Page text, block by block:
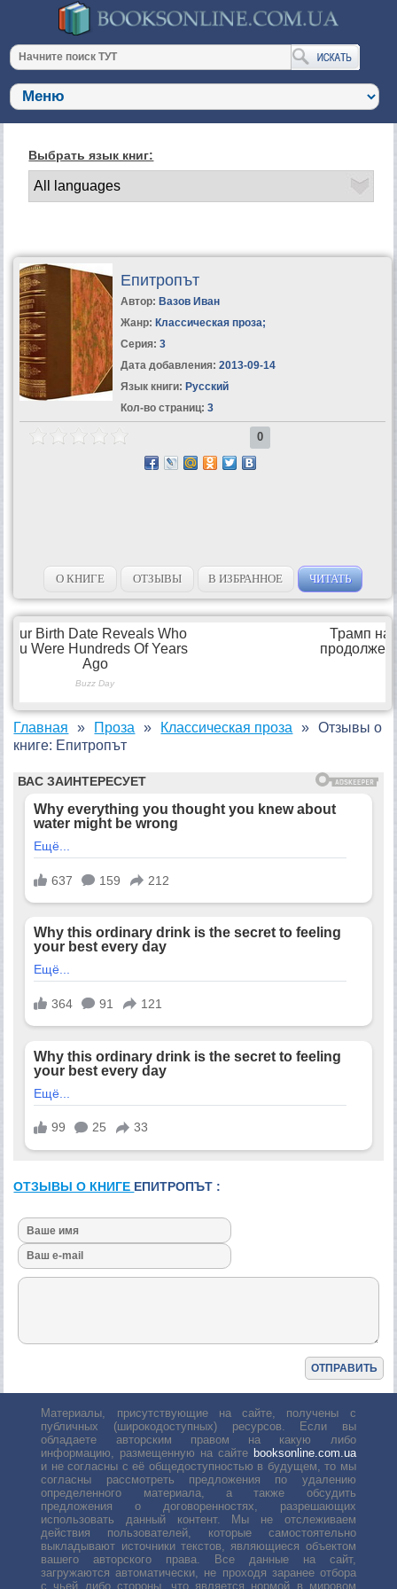
Выбрать язык книг:
Епитропът
Автор: Вазов Иван
Жанр: Классическая проза;
Серия: 3
Дата добавления: 2013-09-14
Язык книги: Русский
Кол-во страниц: 3
0
О КНИГЕ ОТЗЫВЫ В ИЗБРАННОЕ ЧИТАТЬ
Главная Проза Классическая проза
Отзывы о
книге: Епитропът
ОТЗЫВЫ О КНИГЕ ЕПИТРОПЪТ :
Материалы, присутствующие на сайте, получены с
публичных (широкодоступных) ресурсов. Если вы
обладаете авторским правом на какую либо
информацию, размещенную на сайте booksonline.com.ua
и не согласны с её общедоступностью в будущем, то мы
согласны рассмотреть предложения по удалению
определенного материала, а также обсудить
предложения о договоренностях, разрешающих
использовать данный контент. Мы не отслеживаем
действия пользователей, которые самостоятельно
выкладывают источники текстов, являющиеся объектом
вашего авторского права. Все данные на сайт,
загружаются автоматически, не проходя заранее отбора
с чьей либо стороны, что является нормой в мировом